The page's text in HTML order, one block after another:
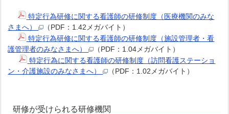
特定行為研修に関する看護師の研修制度（医療機関のみな
さまへ）
（PDF：1.42メガバイト）
特定行為研修に関する看護師の研修制度（施設管理者・看
護管理者のみなさまへ）
（PDF：1.04メガバイト）
特定行為に関する看護師の研修制度（訪問看護ステーショ
ン・介護施設のみなさまへ）
（PDF：1.02メガバイト）
研修が受けられる研修機関